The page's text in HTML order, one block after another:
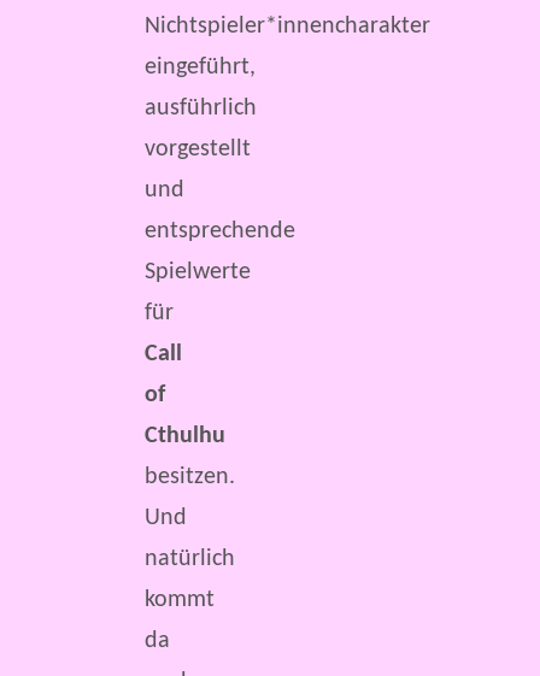
Nichtspieler*innencharakter
eingeführt,
ausführlich
vorgestellt
und
entsprechende
Spielwerte
für
Call
of
Cthulhu
besitzen.
Und
natürlich
kommt
da